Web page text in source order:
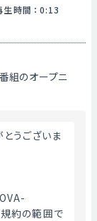
生時間 ： 0:13
組のオープニ
約の範囲で